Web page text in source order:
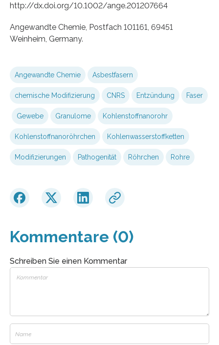
http://dx.doi.org/10.1002/ange.201207664
Angewandte Chemie, Postfach 101161, 69451
Weinheim, Germany.
Angewandte Chemie Asbestfasern
chemische Modifizierung CNRS Entzündung Faser
Gewebe Granulome Kohlenstoffnanorohr
Kohlenstoffnanoröhrchen Kohlenwasserstoffketten
Modifizierungen Pathogenität Röhrchen Rohre
Kommentare (0)
Schreiben Sie einen Kommentar